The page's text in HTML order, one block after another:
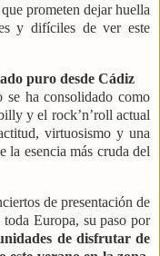
prometen dejar huella
y difíciles de ver este
puro desde Cádiz
ha consolidado como
y el rock’n’roll actual
virtuosismo y una
la esencia más cruda del
de presentación de
Europa, su paso por
de disfrutar de